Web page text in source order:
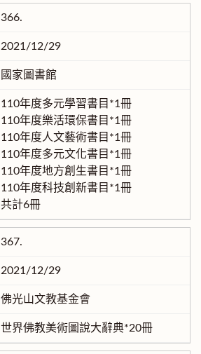
366.
2021/12/29
國家圖書館
110年度多元學習書目*1冊
110年度樂活環保書目*1冊
110年度人文藝術書目*1冊
110年度多元文化書目*1冊
110年度地方創生書目*1冊
110年度科技創新書目*1冊
共計6冊
367.
2021/12/29
佛光山文教基金會
世界佛教美術圖說大辭典*20冊